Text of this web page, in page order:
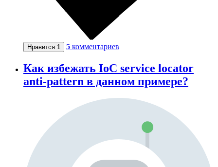
Нравится 1 5 комментариев
Как избежать IoC service locator
anti-pattern в данном примере?